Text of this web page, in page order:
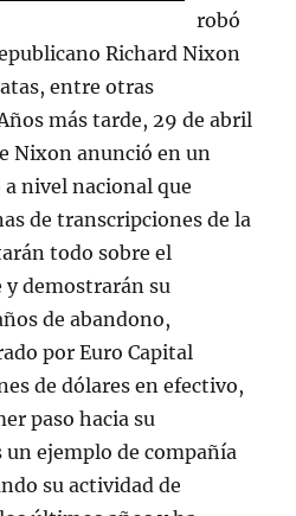
robó
Richard Nixon
entre otras
más tarde, 29 de abril
Nixon anunció en un
nivel nacional que
de transcripciones de la
todo sobre el
y demostrarán su
de abandono,
por Euro Capital
de dólares en efectivo,
paso hacia su
un ejemplo de compañía
su actividad de